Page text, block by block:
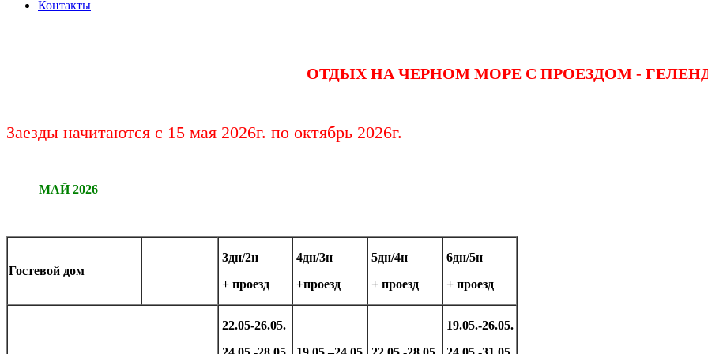
Контакты
ОТДЫХ НА ЧЕРНОМ МОРЕ С ПРОЕЗДОМ -
Заезды начитаются с 15 мая 2026г. по октябрь 2026г.
МАЙ 2026
Гостевой дом
3дн/2н
+ проезд
4дн/3н
+проезд
5дн/4н
+ проезд
6дн/5н
+ проезд
22.05-26.05.
19.05.-26.05.